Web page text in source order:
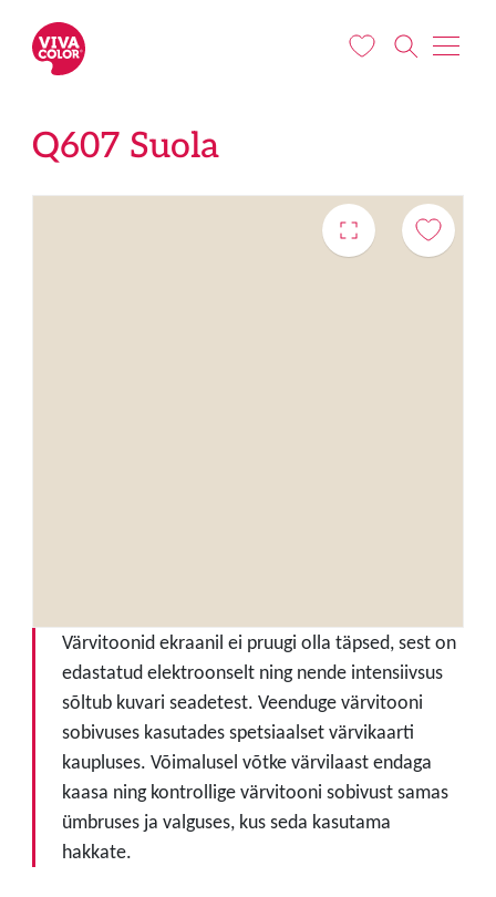
Q607 Suola
Värvitoonid ekraanil ei pruugi olla täpsed, sest on
edastatud elektroonselt ning nende intensiivsus
sõltub kuvari seadetest. Veenduge värvitooni
sobivuses kasutades spetsiaalset värvikaarti
kaupluses. Võimalusel võtke värvilaast endaga
kaasa ning kontrollige värvitooni sobivust samas
ümbruses ja valguses, kus seda kasutama
hakkate.